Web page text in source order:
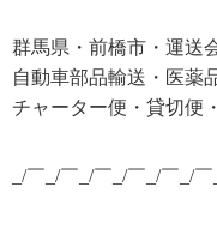
群馬県・前橋市・運送
自動車部品輸送・医薬
チャーター便・貸切便
_/￣_/￣_/￣_/￣_/￣_/